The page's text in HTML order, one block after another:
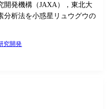
開発機構（JAXA），東北大
分析法を小惑星リュウグウの
究開発